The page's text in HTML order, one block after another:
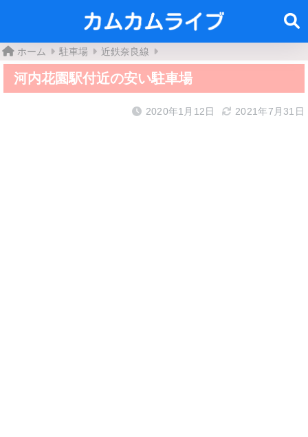
ホーム 駐車場 近鉄奈良線
河内花園駅付近の安い駐車場
2020年1月12日 2021年7月31日